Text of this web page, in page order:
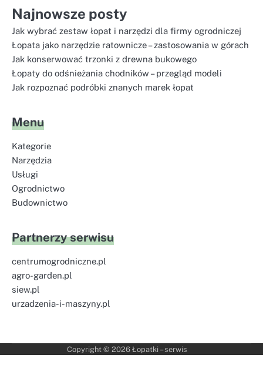
Najnowsze posty
Jak wybrać zestaw łopat i narzędzi dla firmy ogrodniczej
Łopata jako narzędzie ratownicze – zastosowania w górach
Jak konserwować trzonki z drewna bukowego
Łopaty do odśnieżania chodników – przegląd modeli
Jak rozpoznać podróbki znanych marek łopat
Menu
Kategorie
Narzędzia
Usługi
Ogrodnictwo
Budownictwo
Partnerzy serwisu
centrumogrodniczne.pl
agro-garden.pl
siew.pl
urzadzenia-i-maszyny.pl
Copyright © 2026 Łopatki – serwis